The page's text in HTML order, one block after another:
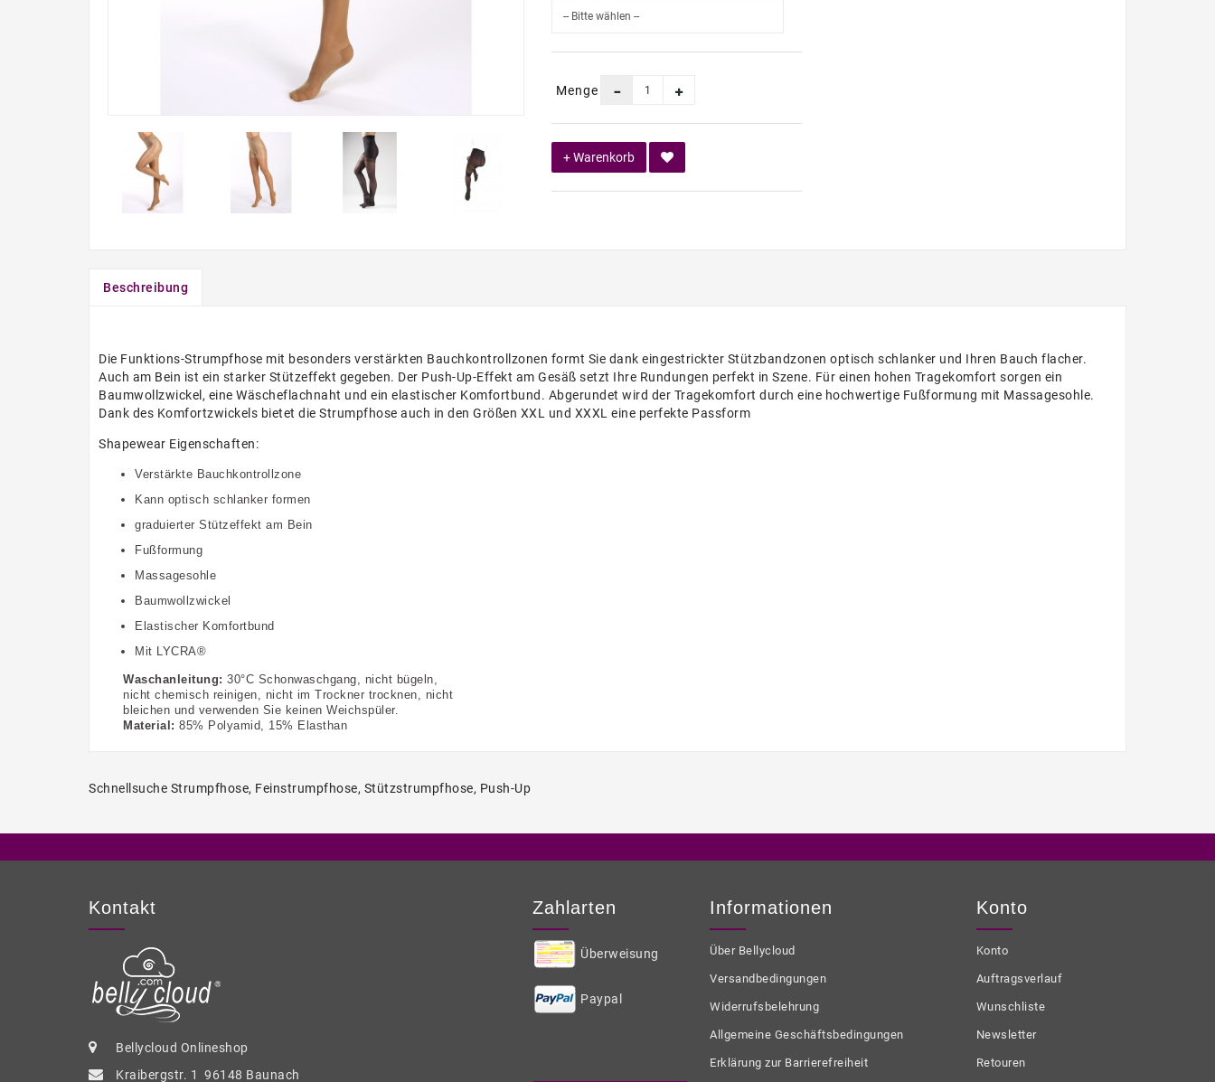
Menge
+ Warenkorb
Beschreibung
Die Funktions-Strumpfhose mit besonders verstärkten Bauchkontrollzonen formt Sie dank eingestrickter Stützbandzonen optisch schlanker und Ihren Bauch flacher.
Auch am Bein ist ein starker Stützeffekt gegeben. Der Push-Up-Effekt am Gesäß setzt Ihre Rundungen perfekt in Szene. Für einen hohen Tragekomfort sorgen ein
Baumwollzwickel, eine Wäscheflachnaht und ein elastischer Komfortbund. Abgerundet wird der Tragekomfort durch eine hochwertige Fußformung mit Massagesohle.
Dank des Komfortzwickels bietet die Strumpfhose auch in den Größen XXL und XXXL eine perfekte Passform
Shapewear Eigenschaften:
Verstärkte Bauchkontrollzone
Kann optisch schlanker formen
graduierter Stützeffekt am Bein
Fußformung
Massagesohle
Baumwollzwickel
Elastischer Komfortbund
Mit LYCRA®
Waschanleitung: 30°C Schonwaschgang, nicht bügeln,
nicht chemisch reinigen, nicht im Trockner trocknen, nicht
bleichen und verwenden Sie keinen Weichspüler.
Material: 85% Polyamid, 15% Elasthan
Schnellsuche Strumpfhose, Feinstrumpfhose, Stützstrumpfhose, Push-Up
Kontakt
Bellycloud Onlineshop
Kraibergstr. 1 96148 Baunach
Zahlarten
Überweisung
Paypal
Informationen
Über Bellycloud
Versandbedingungen
Widerrufsbelehrung
Allgemeine Geschäftsbedingungen
Erklärung zur Barrierefreiheit
Konto
Konto
Auftragsverlauf
Wunschliste
Newsletter
Retouren